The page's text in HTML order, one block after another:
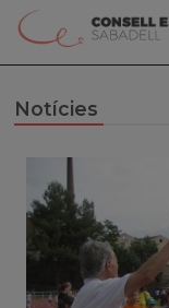
Notícies